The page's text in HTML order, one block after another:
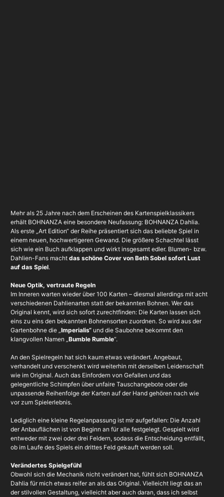
Mehr als 25 Jahre nach dem Erscheinen des Kartenspielklassikers
erhält BOHNANZA eine besondere Neufassung: BOHNANZA Dahlia.
Als erste „Art Edition“ der Reihe präsentiert sich das beliebte Spiel in
einem neuen, hochwertigeren Gewand. Die größere Schachtel lässt
sich wie ein Buch aufklappen und wirkt insgesamt edler. Blumen- bzw.
Dahlien-Fans macht das schöne Cover von Beth Sobel sofort Lust
auf das Spiel.
Neue Optik, vertraute Regeln
Im Inneren warten wieder über 100 Karten – diesmal allerdings mit acht
verschiedenen Dahlienarten statt der bekannten Bohnen. Wer das
Original kennt, wird sich sofort zurechtfinden: Die Karten lassen sich
eins zu eins den bekannten Bohnensorten zuordnen. So wird aus der
Gartenbohne die „Imperialis“und die Saubohne bekommt den
klangvollen Namen „Bumble Rumble“.
An den Spielregeln hat sich kaum etwas verändert. Angebaut,
verhandelt und verschenkt wird weiterhin mit derselben Leidenschaft
wie im Original. Auch das Einfordern von Gefallen und das
gelegentliche Schimpfen über unfaire Tauschangebote oder die
unpassende Reihenfolge der Karten auf der Hand gehören nach wie
vor zum Spielerlebnis.
Lediglich eine kleine Regelanpassung ist mir aufgefallen: Die Anzahl
der Anbauflächen ist von Beginn an für alle festgelegt. Gespielt wird
entweder mit zwei oder drei Feldern, sodass die Entscheidung entfällt,
ob im Laufe des Spiels ein drittes Feld gekauft werden soll.
Verändertes Spielgefühl
Obwohl sich die Mechanik nicht verändert hat, fühlt sich BOHNANZA
Dahlia für mich etwas reifer an als das Original. Vielleicht liegt das an
der stilvollen Gestaltung, vielleicht aber auch daran, dass ich selbst